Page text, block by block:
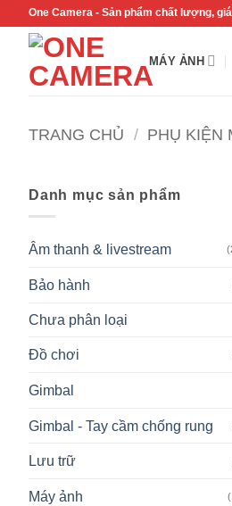
dung
One Camera - Sản phẩm chất lượng,
MÁY ẢNH
TRANG CHỦ / PHỤ KIỆN
Danh mục sản phẩm
Âm thanh & livestream
Bảo hành
Chưa phân loại
Đồ chơi
Gimbal
Gimbal - Tay cầm chống rung
Lưu trữ
Máy ảnh